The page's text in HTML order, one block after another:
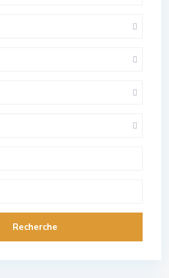
Recherche